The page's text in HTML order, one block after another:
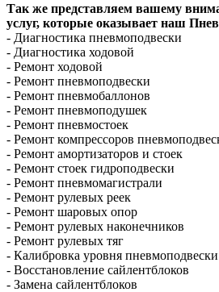
Так же представляем вашему
услуг, которые оказывает наш
- Диагностика пневмоподвески
- Диагностика ходовой
- Ремонт ходовой
- Ремонт пневмоподвески
- Ремонт пневмобаллонов
- Ремонт пневмоподушек
- Ремонт пневмостоек
- Ремонт компрессоров
- Ремонт амортизаторов и стоек
- Ремонт стоек гидроподвески
- Ремонт пневмомагистрали
- Ремонт рулевых реек
- Ремонт шаровых опор
- Ремонт рулевых наконечников
- Ремонт рулевых тяг
- Калибровка уровня пневмоподвески
- Восстановление сайлентблоков
- Замена сайлентблоков